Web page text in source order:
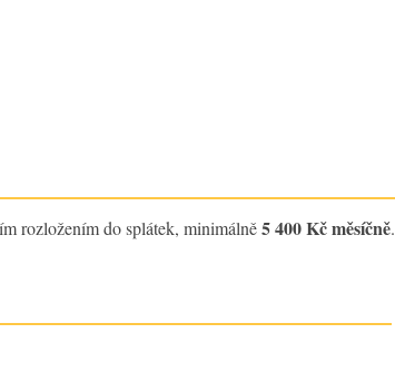
rozložením do splátek, minimálně5 400 Kč měsíčně.